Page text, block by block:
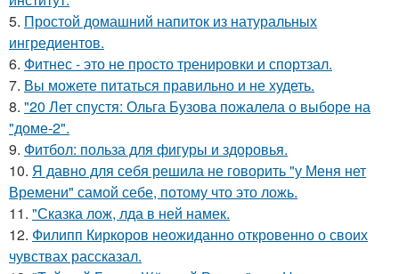
5. Простой домашний напиток из натуральных
ингредиентов.
6. Фитнес - это не просто тренировки и спортзал.
7. Вы можете питаться правильно и не худеть.
8. "20 Лет спустя: Ольга Бузова пожалела о выборе на
"доме-2".
9. Фитбол: польза для фигуры и здоровья.
10. Я давно для себя решила не говорить "у Меня нет
Времени" самой себе, потому что это ложь.
11. "Сказка лож, лда в ней намек.
12. Филипп Киркоров неожиданно откровенно о своих
чувствах рассказал.